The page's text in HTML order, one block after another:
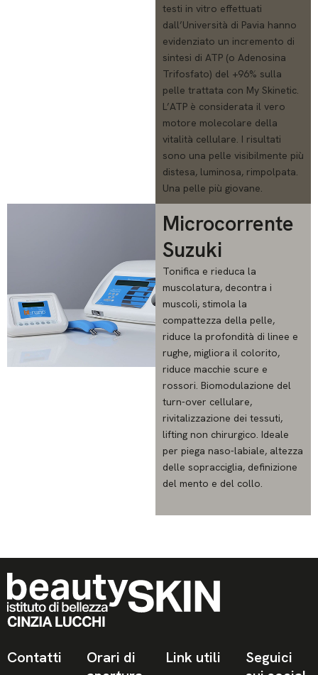
testi in vitro effettuati
dall’Università di Pavia hanno
evidenziato un incremento di
sintesi di ATP (o Adenosina
Trifosfato) del +96% sulla
pelle trattata con My Skinetic.
L’ATP è considerata il vero
motore molecolare della
vitalità cellulare. I risultati
sono una pelle visibilmente più
distesa, luminosa, rimpolpata.
Una pelle più giovane.
Microcorrente
Suzuki
Tonifica e rieduca la
muscolatura, decontra i
muscoli, stimola la
compattezza della pelle,
riduce la profondità di linee e
rughe, migliora il colorito,
riduce macchie scure e
rossori. Biomodulazione del
turn-over cellulare,
rivitalizzazione dei tessuti,
lifting non chirurgico. Ideale
per piega naso-labiale, altezza
delle sopracciglia, definizione
del mento e del collo.
Contatti
Orari di
Link utili
Seguici